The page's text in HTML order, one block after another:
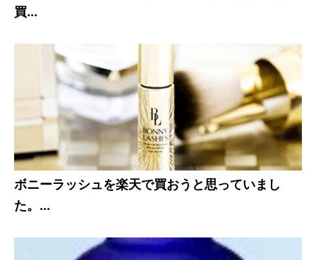
買...
ボニーラッシュを楽天で買おうと思っていまし
た。...